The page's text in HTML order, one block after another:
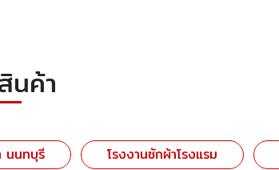
นค้า
นนทบุรี โรงงานซักผ้าโรงแรม